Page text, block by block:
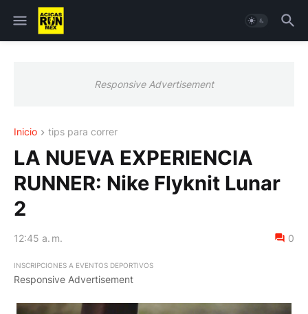
Responsive Advertisement
Inicio tips para correr
LA NUEVA EXPERIENCIA
RUNNER: Nike Flyknit Lunar
2
12:45 a. m. 0
INSCRIPCIONES A EVENTOS DEPORTIVOS
Responsive Advertisement